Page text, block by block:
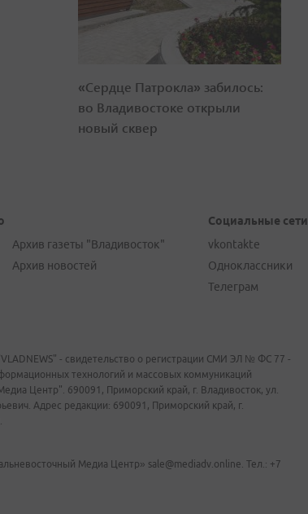
«Сердце Патрокла» забилось:
во Владивостоке открыли
новый сквер
Архив газеты "Владивосток"
Архив новостей
Социальные сети
vkontakte
Одноклассники
Телеграм
- свидетельство о регистрации СМИ ЭЛ № ФС 77 -
технологий и массовых коммуникаций
Центр". 690091, Приморский край, г. Владивосток, ул.
Адрес редакции: 690091, Приморский край, г.
Медиа Центр» sale@mediadv.online. Тел.: +7